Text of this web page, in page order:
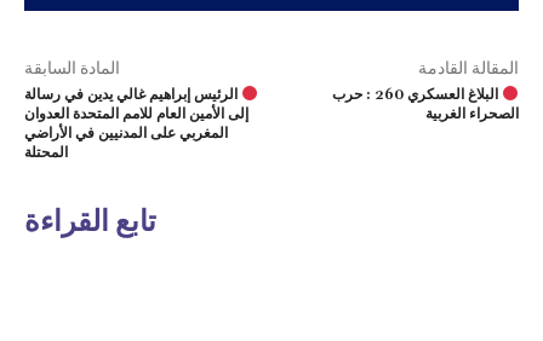
المادة السابقة
الرئيس إبراهيم غالي يدين في رسالة
إلى الأمين العام للامم المتحدة العدوان
المغربي على المدنيين في الأراضي
المحتلة
المقالة القادمة
البلاغ العسكري 260 : حرب
الصحراء الغربية
تابع القراءة